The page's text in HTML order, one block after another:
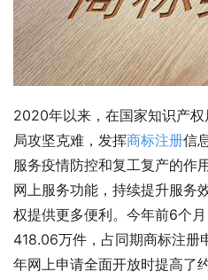
2020年以来，在国家知识产
局攻坚克难，发挥商标注册信
服务疫情防控和复工复产的作
网上服务功能，持续提升服务
权提供更多便利。今年前6个
418.06万件，占同期商标注册
年网上申请全面开放时提高了